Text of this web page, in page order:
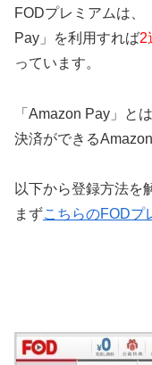
FODプレミアムは、
Pay」を利用すれば2
っています。
「Amazon Pay」と
決済ができる
以下から登録方法を
まずこちらのFODプ